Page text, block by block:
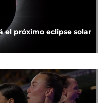
el próximo eclipse solar